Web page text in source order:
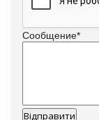
Сообщение*